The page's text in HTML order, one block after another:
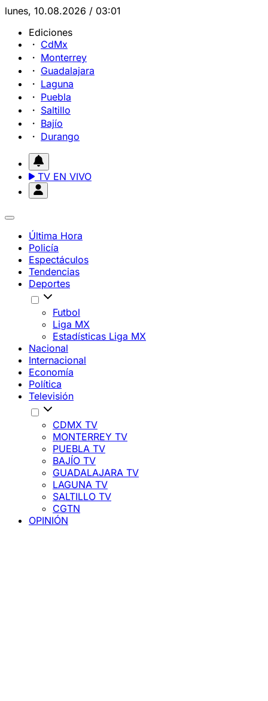
lunes, 10.08.2026 / 03:01
Ediciones
CdMx
Monterrey
Guadalajara
Laguna
Puebla
Saltillo
Bajío
Durango
TV EN VIVO
Última Hora
Policía
Espectáculos
Tendencias
Deportes
Futbol
Liga MX
Estadísticas Liga MX
Nacional
Internacional
Economía
Política
Televisión
CDMX TV
MONTERREY TV
PUEBLA TV
BAJÍO TV
GUADALAJARA TV
LAGUNA TV
SALTILLO TV
CGTN
OPINIÓN